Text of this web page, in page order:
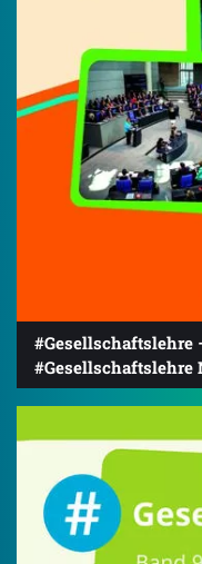
#Gesellschaftslehre